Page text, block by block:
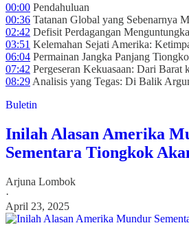
00:00 Pendahuluan
00:36 Tatanan Global yang Sebenarnya
02:42 Defisit Perdagangan
03:51 Kelemahan Sejati Amerika:
06:04 Permainan Jangka Panjang
07:42 Pergeseran Kekuasaan: Dari Barat
08:29 Analisis yang Tegas: Di Balik
Buletin
Inilah Alasan Amerika
Sementara Tiongkok
Arjuna Lombok
·
April 23, 2025